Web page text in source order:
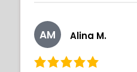
auch ausdrucken
Spass, den Bancroft-
und von ihnen zu
inspirierende Lehrer,
AM Alina M.